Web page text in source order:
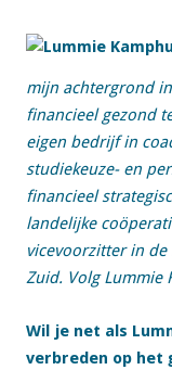
mijn achtergrond
financieel gezond
eigen bedrijf in
studiekeuze- en
financieel
landelijke
vicevoorzitter in de
Zuid. Volg Lummie
Wil je net als
verbreden op het